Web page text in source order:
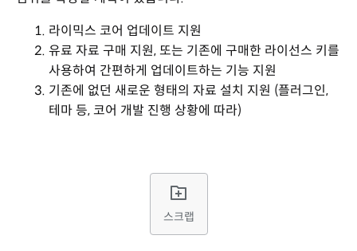
라이믹스 코어 업데이트 지원
유료 자료 구매 지원, 또는 기존에 구매한 라이선스 키를
사용하여 간편하게 업데이트하는 기능 지원
기존에 없던 새로운 형태의 자료 설치 지원 (플러그인,
테마 등, 코어 개발 진행 상황에 따라)
스크랩